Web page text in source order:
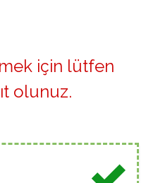
için lütfen
olunuz.